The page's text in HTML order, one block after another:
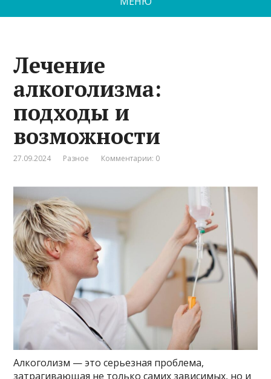
Лечение
алкоголизма:
подходы и
возможности
27.09.2024 Разное Комментарии: 0
Алкоголизм — это серьезная проблема,
затрагивающая не только самих зависимых, но и